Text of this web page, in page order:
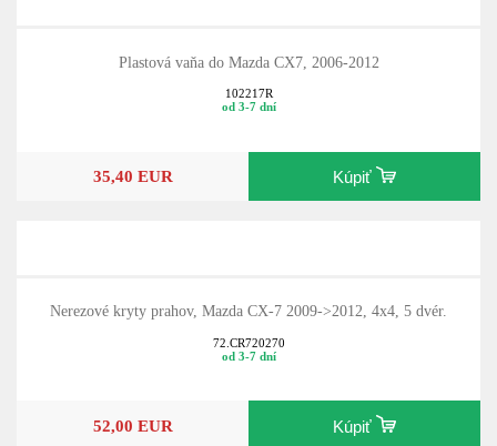
Plastová vaňa do Mazda CX7, 2006-2012
102217R
od 3-7 dní
35,40 EUR Kúpiť
Nerezové kryty prahov, Mazda CX-7 2009->2012, 4x4, 5 dvér.
72.CR720270
od 3-7 dní
52,00 EUR Kúpiť